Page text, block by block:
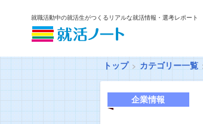
就職活動中の就活生がつくるリアルな就活情報・選考レポート
トップ カテゴリー一覧
企業情報